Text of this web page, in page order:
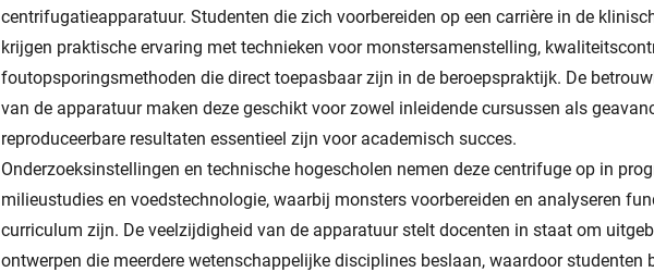
centrifugatieapparatuur. Studenten die zich voorbereiden op een carrière in de
krijgen praktische ervaring met technieken voor monstersamenstelling,
foutopsporingsmethoden die direct toepasbaar zijn in de beroepspraktijk. De
van de apparatuur maken deze geschikt voor zowel inleidende cursussen als
reproduceerbare resultaten essentieel zijn voor academisch succes.
Onderzoeksinstellingen en technische hogescholen nemen deze centrifuge op in
milieustudies en voedstechnologie, waarbij monsters voorbereiden en analyseren
curriculum zijn. De veelzijdigheid van de apparatuur stelt docenten in staat om
ontwerpen die meerdere wetenschappelijke disciplines beslaan, waardoor studenten